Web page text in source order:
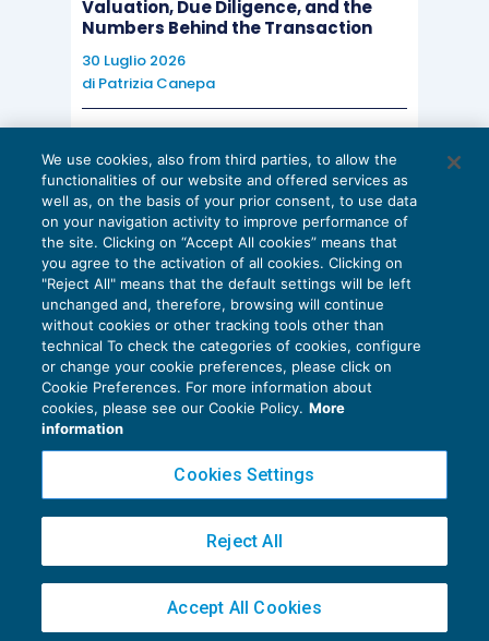
Valuation, Due Diligence, and the
Numbers Behind the Transaction
30 Luglio 2026
di Patrizia Canepa
EU AI Act e studi professionali: le
scadenze concrete
27 Luglio 2026
di Diego BarberieStefano Dovier
Privacy Policy
Cookie Policy
Copyright 2016 ©Gruppo Euroconference S.p.A.v2.32.1
Piazza Luigi Einaudi, 10N01 - 20124 Milano - info@ecnews.it
02776120236
We use cookies, also from third parties, to allow the
functionalities of our website and offered services as
well as, on the basis of your prior consent, to use data
on your navigation activity to improve performance of
the site. Clicking on “Accept All cookies” means that
you agree to the activation of all cookies. Clicking on
"Reject All" means that the default settings will be left
unchanged and, therefore, browsing will continue
without cookies or other tracking tools other than
technical To check the categories of cookies, configure
or change your cookie preferences, please click on
Cookie Preferences. For more information about
cookies, please see our Cookie Policy. More
information
Cookies Settings
Reject All
Accept All Cookies